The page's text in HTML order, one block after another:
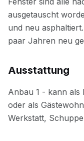
Ausstattung